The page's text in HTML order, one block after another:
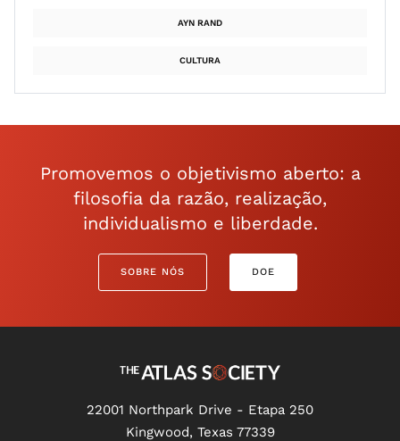
AYN RAND
CULTURA
Promovemos o objetivismo aberto: a
filosofia da razão, realização,
individualismo e liberdade.
SOBRE NÓS DOE
22001 Northpark Drive - Etapa 250
Kingwood, Texas 77339